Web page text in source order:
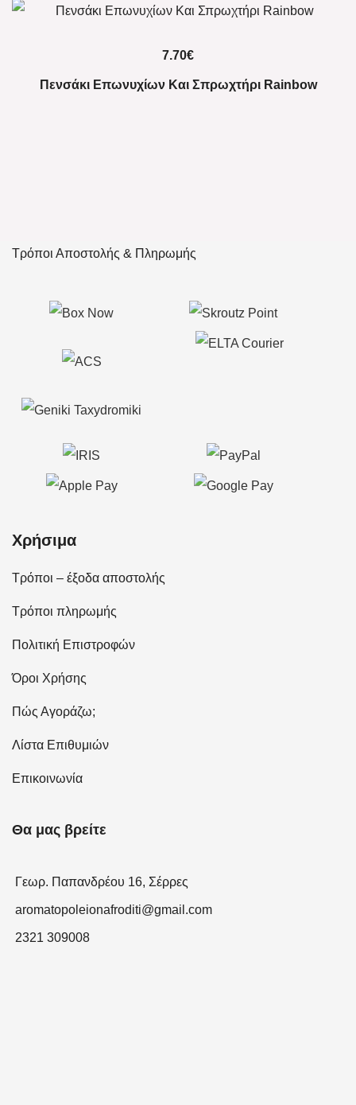
4.90€.είναι:
7.70€
Πενσάκι Επωνυχίων Και Σπρωχτήρι Rainbow
Τρόποι Αποστολής & Πληρωμής
Χρήσιμα
Τρόποι – έξοδα αποστολής
Τρόποι πληρωμής
Πολιτική Επιστροφών
Όροι Χρήσης
Πώς Αγοράζω;
Λίστα Επιθυμιών
Επικοινωνία
Θα μας βρείτε
Γεωρ. Παπανδρέου 16, Σέρρες
aromatopoleionafroditi@gmail.com
2321 309008